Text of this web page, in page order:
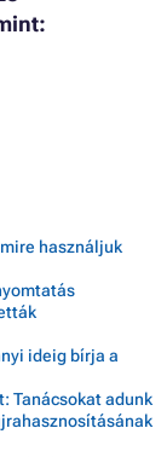
UV
UV
használjuk
ideig bírja a
Tanácsokat adunk